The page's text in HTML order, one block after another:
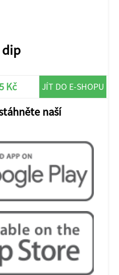
dip
Kč JÍT DO E-SHOPU
naší